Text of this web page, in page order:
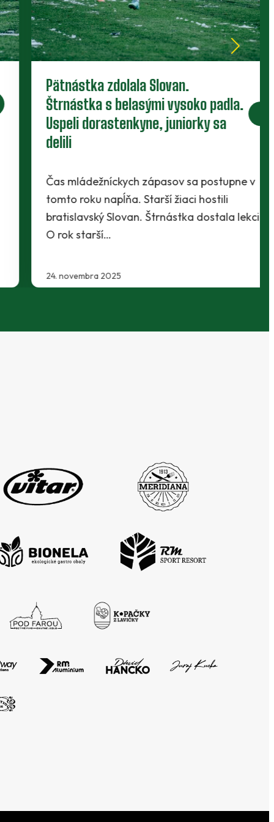
Pätnástka zdolala Slovan.
Štrnástka s belasými vysoko padla.
Uspeli dorastenkyne, juniorky sa
24. novembra 2025
Čas mládežníckych zápasov sa postupne v
tomto roku napĺňa. Starší žiaci hostili
bratislavský Slovan. Štrnástka dostala lekciu.
O rok starší…